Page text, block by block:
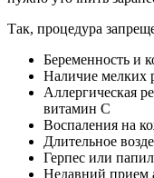
Так, процедура
Беременность и
Наличие мелких
Аллергическая
витамин С
Воспаления на
Длительное
Герпес или
Недавний прием